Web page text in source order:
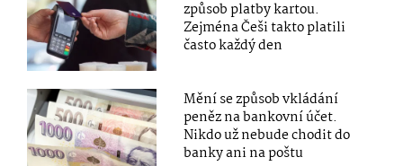
způsob platby kartou.
Zejména Češi takto platili
často každý den
Mění se způsob vkládání
peněz na bankovní účet.
Nikdo už nebude chodit do
banky ani na poštu